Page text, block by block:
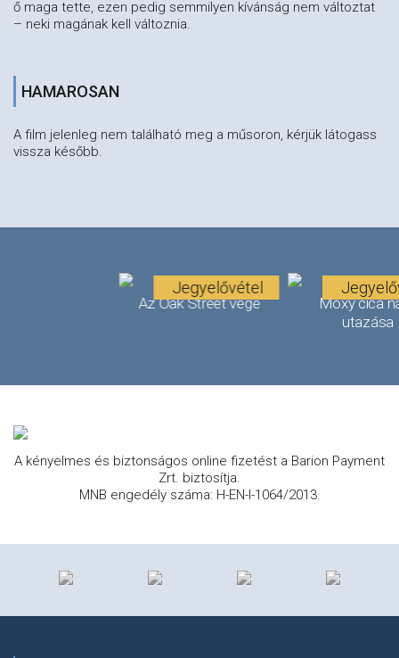
ő maga tette, ezen pedig semmilyen kívánság nem változtat
– neki magának kell változnia.
HAMAROSAN
A film jelenleg nem található meg a műsoron, kérjük látogass
vissza később.
Az Oak Street vége
Jegyelővétel
Moxy cica
utazása
A kényelmes és biztonságos online fizetést a Barion Payment
Zrt. biztosítja.
MNB engedély száma: H-EN-I-1064/2013.